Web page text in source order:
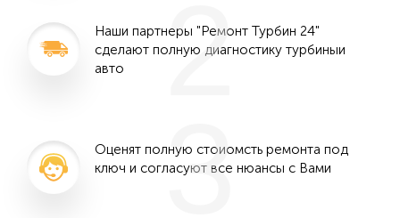
Наши партнеры "Ремонт Турбин 24"
сделают полную диагностику турбиныи
авто
2
Оценят полную стоиомсть ремонта под
ключ и согласуют все нюансы с Вами
3